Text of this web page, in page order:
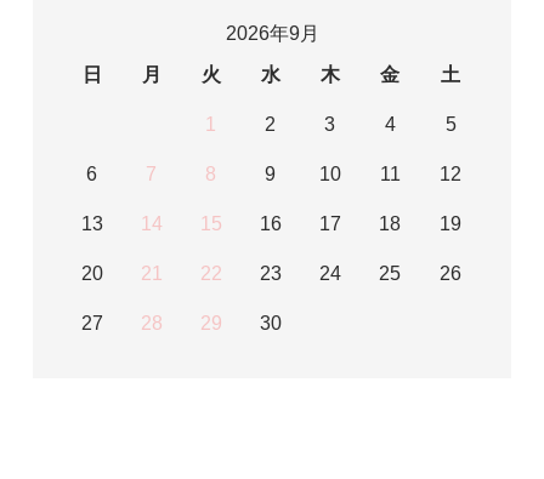
2026年9月
日
月 火 水 木 金 土
1 2 3 4 5
6 7 8 9 10 11 12
13 14 15 16 17 18 19
20 21 22 23 24 25 26
27 28 29 30